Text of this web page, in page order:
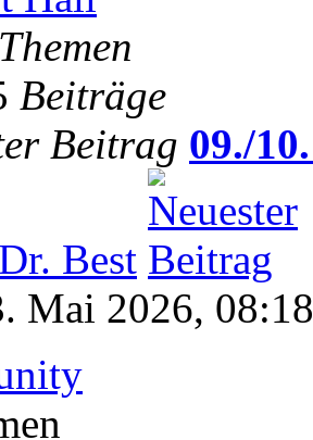
Themen
Beiträge
Beitrag 09./
Dr. Best
Mai 2026, 08:18